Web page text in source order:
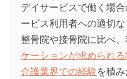
デイサービスで働く場
ービス利用者への適切な
整骨院や接骨院に比べ
ケーションが求められる
介護業界での経験を積